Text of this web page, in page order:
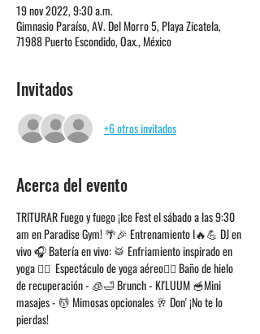
19 nov 2022, 9:30 a.m.
Gimnasio Paraíso, AV. Del Morro 5, Playa Zicatela,
71988 Puerto Escondido, Oax., México
Invitados
+6 otros invitados
Acerca del evento
TRITURAR Fuego y fuego ¡Ice Fest el sábado a las 9:30
am en Paradise Gym! 🌴🎉 Entrenamiento l🔥💪 DJ en
vivo 🎧 Batería en vivo: 🥁 Enfriamiento inspirado en
yoga 🧘‍♂️  Espectáculo de yoga aéreo🤸‍♀️ Baño de hielo
de recuperación - 🧊🛁 Brunch - KI'LUUM 🥣Mini
masajes - 💆 Mimosas opcionales 🥂 Don' ¡No te lo
pierdas!